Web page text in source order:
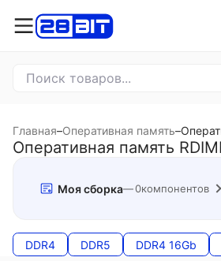
Главная–Оперативная память–
Оперативная память
Моя сборка 0компонентов
DDR4 DDR5 DDR4 16Gb